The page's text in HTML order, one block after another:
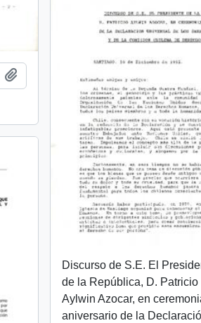
Discurso de S.E. El
de la República, D. Patricio
Aylwin Azocar, en
aniversario de la